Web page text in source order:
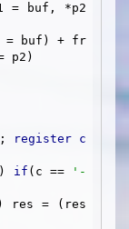
= buf, *p2
= buf) + fr
p2)
; register
c
if (c ==
'-
res = (res